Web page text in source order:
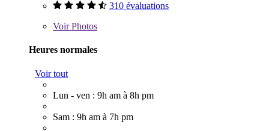
310 évaluations
VoirPhotos
Heures normales
Voir tout
Lun - ven : 9h am à 8h pm
Sam : 9h am à 7h pm